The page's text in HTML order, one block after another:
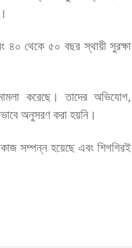
৪০ থেকে ৫০ বছর স্থায়ী সুরক্ষা
করেছে। তাদের অভিযোগ,
অনুসরণ করা হয়নি।
সম্পন্ন হয়েছে এবং শিগগিরই